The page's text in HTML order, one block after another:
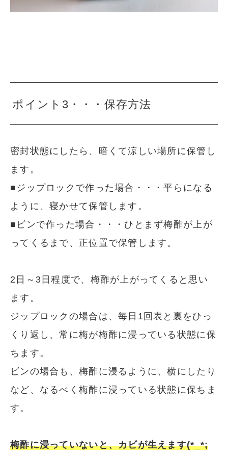
ポイント3・・・保存方法
密封状態にしたら、暗くて涼しい場所に保管し
ます。
■ジップロックで作った場合・・・平らになる
ように、寝かせて保管します。
■ビンで作った場合・・・ひとまず梅酢が上が
ってくるまで、正位置で保管します。
2日～3日程度で、梅酢が上がってくると思い
ます。
ジップロックの場合は、毎日1回表と裏をひっ
くり返し、常に梅が梅酢に浸っている状態に保
ちます。
ビンの場合も、梅酢に浸るように、横にしたり
など、なるべく梅酢に浸っている状態に保ちま
す。
梅酢に浸っていないと、カビが生えます(*_*;